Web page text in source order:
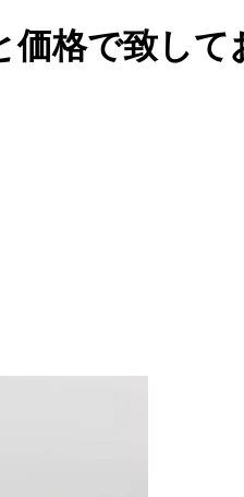
価格で致して